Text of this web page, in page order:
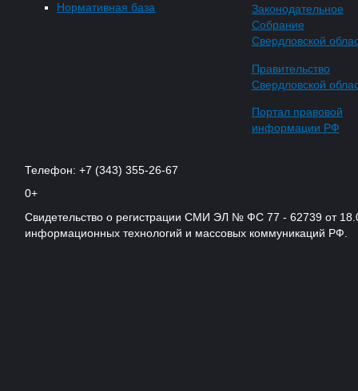
Нормативная база
Законодательное
Собрание
Свердловской
Правительство
Свердловской
Портал правовой
информации РФ
Телефон: +7 (343) 355-26-67
0+
Свидетельство о регистрации СМИ ЭЛ № ФС 77 - 62739 от
информационных технологий и массовых коммуникаций РФ.